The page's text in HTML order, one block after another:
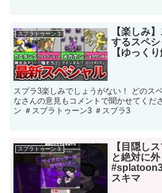
スプラトゥーン３
【楽しみ
するスペシ
【ゆっくり
スプラ3楽しみでしょうがない！ どのス
なさんの意見もコメントで聞かせてくだ
ン ＃スプラトゥーン3 ＃スプラ3
スプラトゥーン３
【目隠し
と絶対に
スキマ